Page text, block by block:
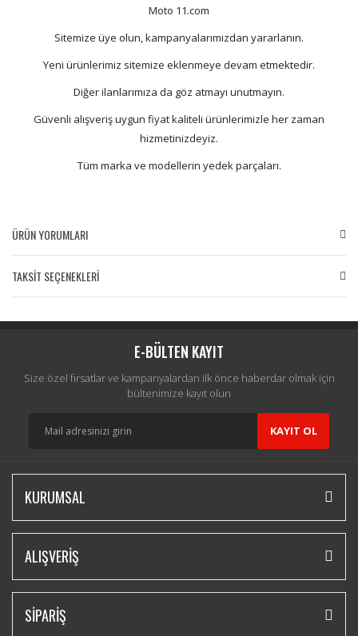
Moto 11.com
Sitemize üye olun, kampanyalarımızdan yararlanın.
Yeni ürünlerimiz sitemize eklenmeye devam etmektedir.
Diğer ilanlarımıza da göz atmayı unutmayın.
Güvenli alışveriş uygun fiyat kaliteli ürünlerimizle her zaman
hizmetinizdeyiz.
Tüm marka ve modellerin yedek parçaları.
ÜRÜN YORUMLARI
Yorum Yaz
TAKSİT SEÇENEKLERİ
E-BÜLTEN KAYIT
Size özel fırsatlar ve kampanyalardan ilk önce haberdar olmak için
bültenimize kayıt olun
KAYIT OL
KURUMSAL
ALIŞVERİŞ
SİPARİŞ